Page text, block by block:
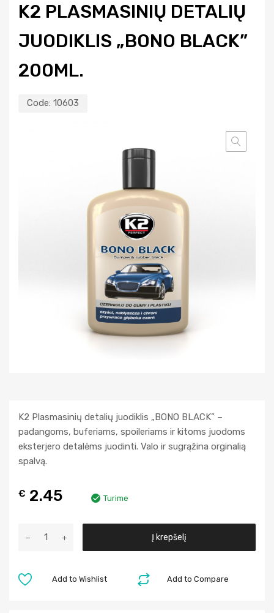
K2 PLASMASINIŲ DETALIŲ
JUODIKLIS „BONO BLACK”
200ML.
Code: 10603
K2 Plasmasinių detalių juodiklis „BONO BLACK” –
padangoms, buferiams, spoileriams ir kitoms juodoms
eksterjero detalėms juodinti. Valo ir sugrąžina orginalią
spalvą.
€ 2.45 Turime
Į krepšelį
Add to Compare
Add to Wishlist